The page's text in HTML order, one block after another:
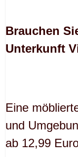
Brauchen
Unterkunft
Eine
und
ab 12,99